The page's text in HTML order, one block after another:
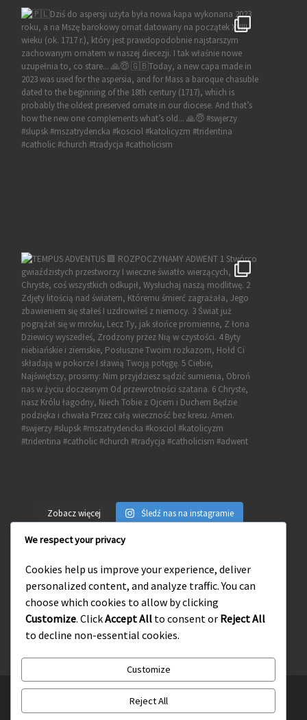
Zobacz więcej Śledź nas na instagramie
Wejdź na naszego facebooka
Słupskie Środowisko Tradycji Katolickiej
prawa zastrzeżone
We respect your privacy
Cookies help us improve your experience, deliver
personalized content, and analyze traffic. You can
choose which cookies to allow by clicking
Customize. ClickAccept All to consent or Reject All
to decline non-essential cookies.
Customize
Reject All